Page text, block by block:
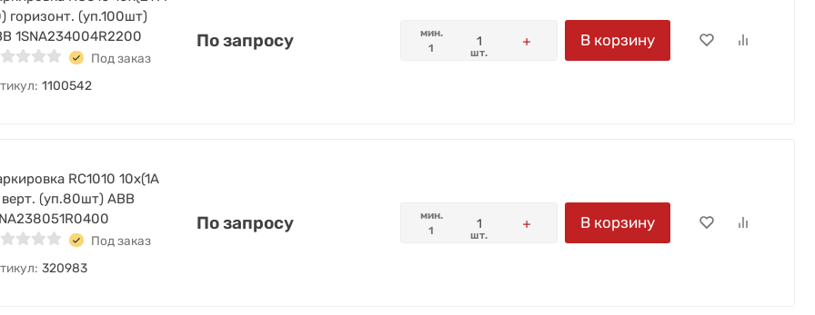
горизонт. (уп.100шт)
1SNA234004R2200
Под заказ
1100542
По запросу
мин.
1
шт.
В корзину
RC1010 10х(1A
(уп.80шт) ABB
Под заказ
320983
По запросу
мин.
1
шт.
В корзину